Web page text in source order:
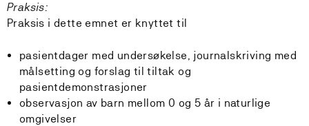
Praksis:
Praksis i dette emnet er knyttet til
pasientdager med undersøkelse, journalskriving med
målsetting og forslag til tiltak og
pasientdemonstrasjoner
observasjon av barn mellom 0 og 5 år i naturlige
omgivelser